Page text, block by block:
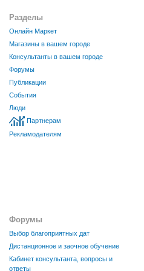
Разделы
Онлайн Маркет
Магазины в вашем городе
Консультанты в вашем городе
Форумы
Публикации
События
Люди
Партнерам
Рекламодателям
Форумы
Выбор благоприятных дат
Дистанционное и заочное обучение
Кабинет консультанта, вопросы и
ответы